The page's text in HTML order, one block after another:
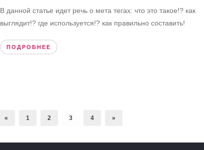
В данной статье идет речь о мета тегах: что это такое!? как
выглядит!? где используется!? как правильно составить!
ПОДРОБНЕЕ
« 1 2 3 4 »